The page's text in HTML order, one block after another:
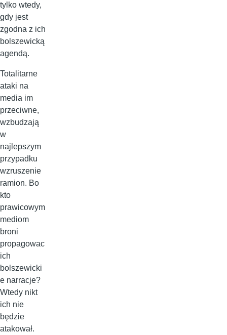
tylko wtedy,
gdy jest
zgodna z ich
bolszewicką
agendą.
Totalitarne
ataki na
media im
przeciwne,
wzbudzają
w
najlepszym
przypadku
wzruszenie
ramion. Bo
kto
prawicowym
mediom
broni
propagowac
ich
bolszewicki
e narracje?
Wtedy nikt
ich nie
będzie
atakował.